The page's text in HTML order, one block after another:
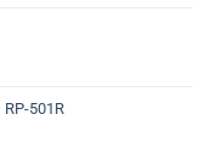
RP-501R